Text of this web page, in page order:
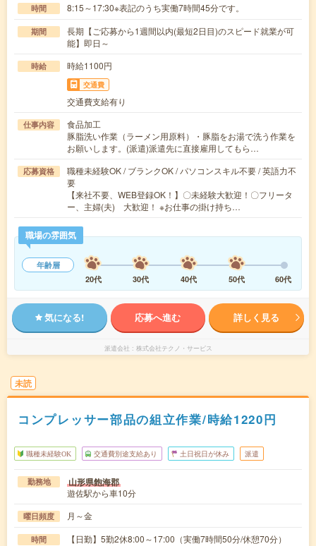
時間 8:15～17:30※表記のうち実働7時間45分です。
期間
長期【ご応募から1週間以内(最短2日目)のスピード就業が可
能】即日～
時給 時給1100円
交通費
交通費支給有り
仕事内容
食品加工
豚脂洗い作業（ラーメン用原料）・豚脂をお湯で洗う作業を
お願いします。(派遣)派遣先に直接雇用してもら…
応募資格
職種未経験OK / ブランクOK / パソコンスキル不要 / 英語力不
要
【来社不要、WEB登録OK！】〇未経験大歓迎！〇フリータ
ー、主婦(夫) 大歓迎！ ※お仕事の掛け持ち…
職場の雰囲気
年齢層
20代
30代 40代 50代 60代
気になる! 応募へ進む 詳しく見る
派遣会社 株式会社テクノ・サービス
未読
コンプレッサー部品の組立作業/時給1220円
職種未経験OK 交通費別途支給あり 土日祝日が休み 派遣
勤務地 山形県飽海郡
遊佐駅から車10分
曜日頻度 月～金
時間 【日勤】5勤2休8:00～17:00（実働7時間50分/休憩70分）